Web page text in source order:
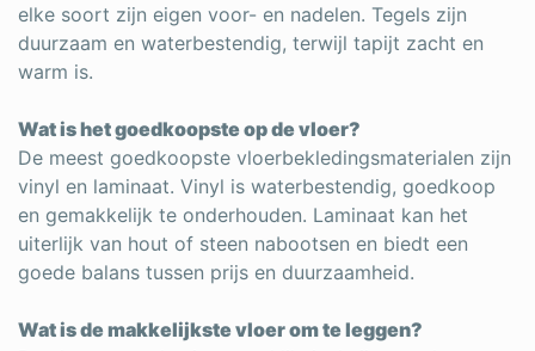
elke soort zijn eigen voor- en nadelen. Tegels zijn
duurzaam en waterbestendig, terwijl tapijt zacht en
warm is.
Wat is het goedkoopste op de vloer?
De meest goedkoopste vloerbekledingsmaterialen zijn
vinyl en laminaat. Vinyl is waterbestendig, goedkoop
en gemakkelijk te onderhouden. Laminaat kan het
uiterlijk van hout of steen nabootsen en biedt een
goede balans tussen prijs en duurzaamheid.
Wat is de makkelijkste vloer om te leggen?